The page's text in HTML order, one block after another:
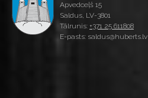
Apvedceļš 15
Saldus, LV-3801
Tālrunis: +371 25 611808
E-pasts: saldus@huberts.lv